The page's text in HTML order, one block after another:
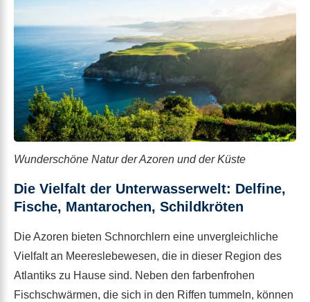
Wunderschöne Natur der Azoren und der Küste
Die Vielfalt der Unterwasserwelt: Delfine,
Fische, Mantarochen, Schildkröten
Die Azoren bieten Schnorchlern eine unvergleichliche
Vielfalt an Meereslebewesen, die in dieser Region des
Atlantiks zu Hause sind. Neben den farbenfrohen
Fischschwärmen, die sich in den Riffen tummeln, können